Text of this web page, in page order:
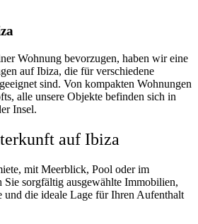
Wohnung bevorzugen, haben wir eine
auf Ibiza, die für verschiedene
sind. Von kompakten Wohnungen
alle unsere Objekte befinden sich in
Insel.
auf Ibiza
mit Meerblick, Pool oder im
Sie sorgfältig ausgewählte Immobilien,
und die ideale Lage für Ihren Aufenthalt